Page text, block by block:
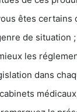
êtes certains
de situation ;
les
dans